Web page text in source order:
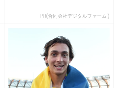
PR(合同会社デジタルファーム )